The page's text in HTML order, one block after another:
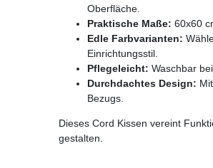
Oberfläche.
Praktische Maße: 60x60
Edle Farbvarianten:
Einrichtungsstil.
Pflegeleicht: Waschbar
Durchdachtes Design:
Bezugs.
Dieses Cord Kissen vereint
gestalten.